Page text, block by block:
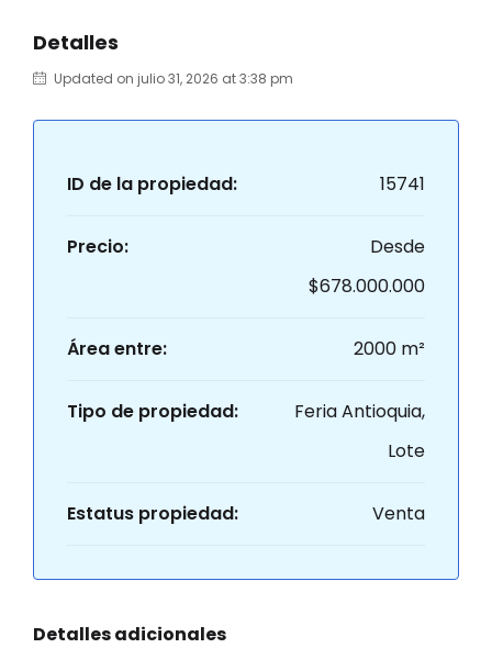
Detalles
Updated on julio 31, 2026 at 3:38 pm
ID de la propiedad: 15741
Precio:
Desde
$678.000.000
Área entre: 2000 m²
Tipo de propiedad:
Feria Antioquia,
Lote
Estatus propiedad: Venta
Detalles adicionales